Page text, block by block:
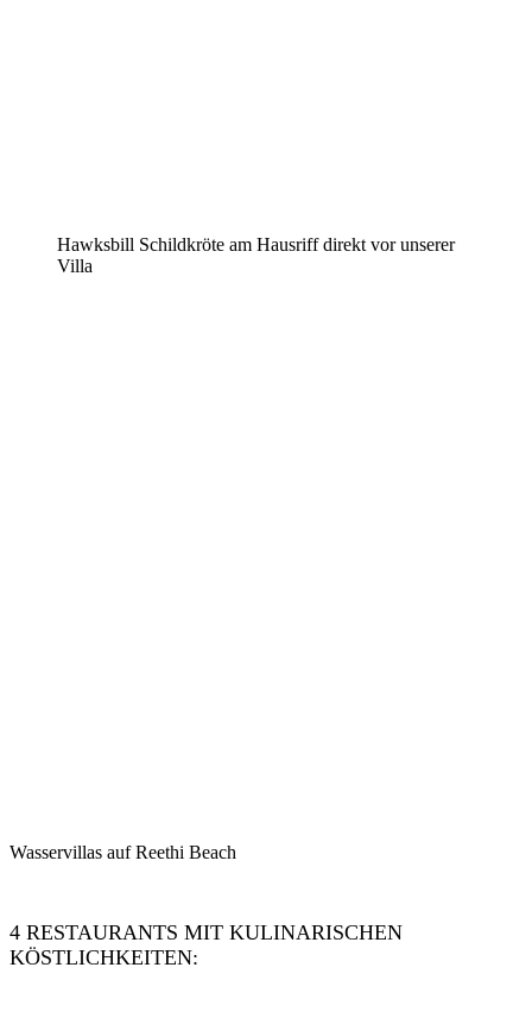
Hawksbill Schildkröte am Hausriff direkt vor unserer
Villa
Wasservillas auf Reethi Beach
4 RESTAURANTS MIT KULINARISCHEN
KÖSTLICHKEITEN: